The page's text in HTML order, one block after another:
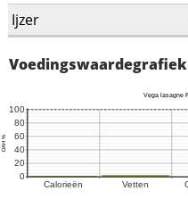
Ijzer
Voedingswaardegrafiek